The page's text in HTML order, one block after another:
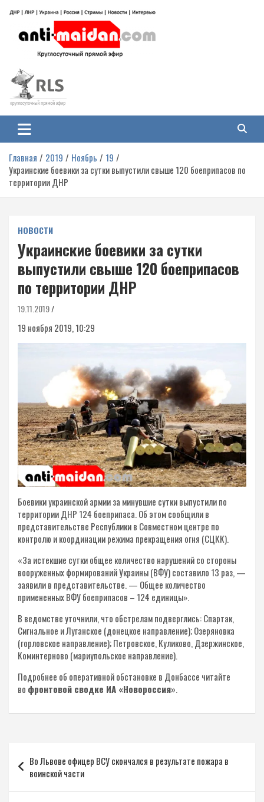
содержимому
Антимайдан: Гражданская война
на Украине
гражданской войне на Украине, включая события в Новороссии, ДНР,
ЛНР и других регионах.
Главная 2019 Ноябрь
19
Украинские боевики за сутки выпустили свыше 120 боеприпасов по
территории ДНР
НОВОСТИ
Украинские боевики за сутки
выпустили свыше 120 боеприпасов
по территории ДНР
19.11.2019
19 ноября 2019, 10:29
Боевики украинской армии за минувшие сутки выпустили по
территории ДНР 124 боеприпаса. Об этом сообщили в
представительстве Республики в Совместном центре по
контролю и координации режима прекращения огня (СЦКК).
«За истекшие сутки общее количество нарушений со стороны
вооруженных формирований Украины (ВФУ) составило 13 раз, —
заявили в представительстве. — Общее количество
примененных ВФУ боеприпасов – 124 единицы».
В ведомстве уточнили, что обстрелам подверглись: Спартак,
Сигнальное и Луганское (донецкое направление); Озеряновка
(горловское направление); Петровское, Куликово, Дзержинское,
Коминтерново (мариупольское направление).
Подробнее об оперативной обстановке в Донбассе читайте
во фронтовой сводке ИА «Новороссия».
по
записям
Во Львове офицер ВСУ скончался в результате пожара в
воинской части